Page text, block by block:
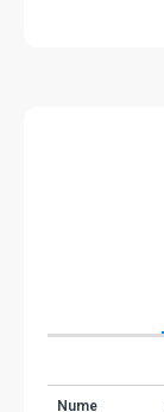
Nume